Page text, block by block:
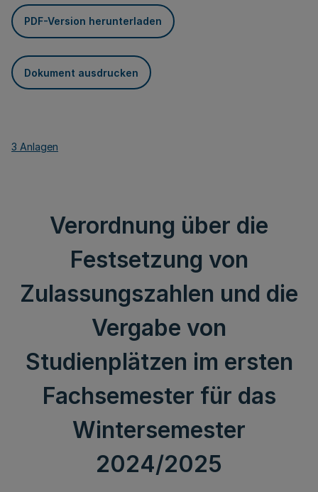
PDF-Version herunterladen
Dokument ausdrucken
3 Anlagen
Verordnung über die
Festsetzung von
Zulassungszahlen und die
Vergabe von
Studienplätzen im ersten
Fachsemester für das
Wintersemester
2024/2025